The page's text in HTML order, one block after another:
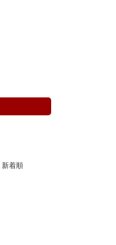
新着順